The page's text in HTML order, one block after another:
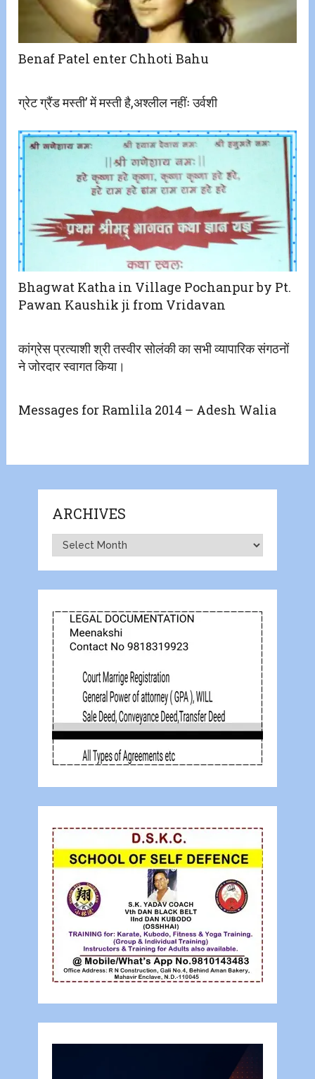
Benaf Patel enter Chhoti Bahu
ग्रेट ग्रैंड मस्ती’ में मस्ती है,अश्लील नहींः उर्वशी
Bhagwat Katha in Village Pochanpur by Pt.
Pawan Kaushik ji from Vridavan
कांग्रेस प्रत्याशी श्री तस्वीर सोलंकी का सभी व्यापारिक संगठनों
ने जोरदार स्वागत किया।
Messages for Ramlila 2014 – Adesh Walia
ARCHIVES
Archives